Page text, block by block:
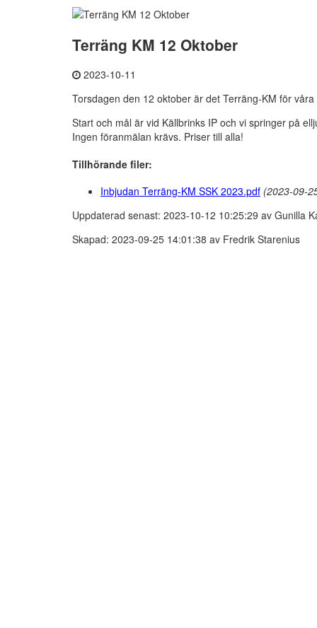
Terräng KM 12 Oktober
2023-10-11
Torsdagen den 12 oktober är det Terräng-KM för
Start och mål är vid Källbrinks IP och vi springer på
Ingen föranmälan krävs. Priser till alla!
Tillhörande filer:
Inbjudan Terräng-KM SSK 2023.pdf (2023-09-
Uppdaterad senast: 2023-10-12 10:25:29 av Gunilla
Skapad: 2023-09-25 14:01:38 av Fredrik Starenius